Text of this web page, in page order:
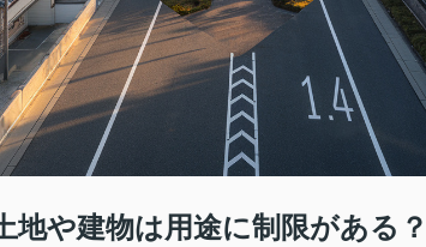
地や建物は用途に制限がある